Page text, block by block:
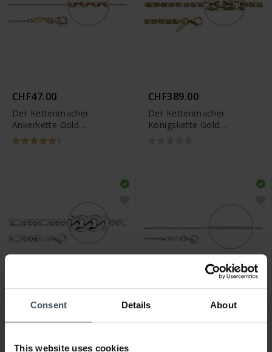
Consent Details About
This website uses cookies
CHF47.00
Der Kettenmacher
Ankerkette Gold
Diamantiert1
CHF389.00
Der Kettenmacher
Königskette Gold
Figaroarmband Silber